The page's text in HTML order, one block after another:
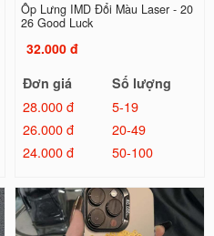
Ốp Lưng IMD Đổi Màu Laser - 20
26 Good Luck
32.000 đ
Đơn giá
Số lượng
28.000 đ
5-19
26.000 đ
20-49
24.000 đ
50-100